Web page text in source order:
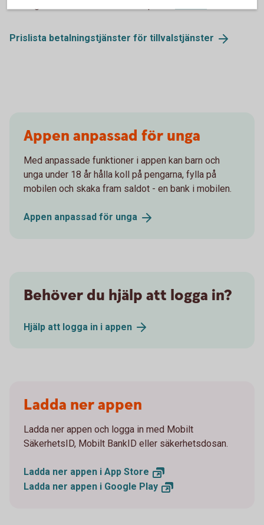
Prislista betalningstjänster för tillvalstjänster
Appen anpassad för unga
Med anpassade funktioner i appen kan barn och
unga under 18 år hålla koll på pengarna, fylla på
mobilen och skaka fram saldot - en bank i mobilen.
Appen anpassad för unga
Behöver du hjälp att logga in?
Hjälp att logga in i appen
Ladda ner appen
Ladda ner appen och logga in med Mobilt
SäkerhetsID, Mobilt BankID eller säkerhetsdosan.
Ladda ner appen i App Store
Ladda ner appen i Google Play